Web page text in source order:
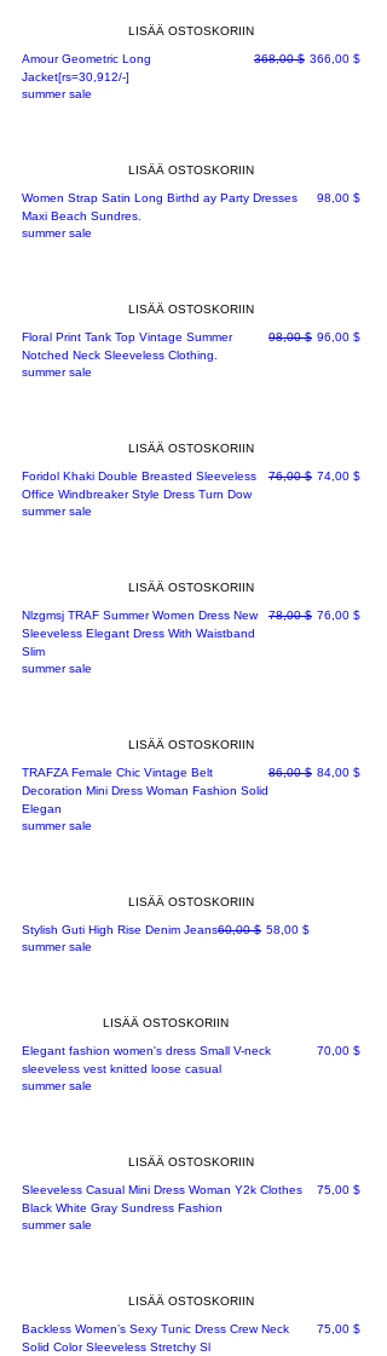
LISÄÄ OSTOSKORIIN
Amour Geometric Long
Jacket[rs=30,912/-]
Normaali hinta
368,00 $ Alehinta
366,00 $
summer sale
LISÄÄ OSTOSKORIIN
Women Strap Satin Long Birthd ay Party Dresses
Maxi Beach Sundres.
Hinta
98,00 $
summer sale
LISÄÄ OSTOSKORIIN
Floral Print Tank Top Vintage Summer
Notched Neck Sleeveless Clothing.
Normaali hinta
98,00 $ Alehinta
96,00 $
summer sale
LISÄÄ OSTOSKORIIN
Foridol Khaki Double Breasted Sleeveless
Office Windbreaker Style Dress Turn Dow
Normaali hinta
76,00 $ Alehinta
74,00 $
summer sale
LISÄÄ OSTOSKORIIN
Nlzgmsj TRAF Summer Women Dress New
Sleeveless Elegant Dress With Waistband
Slim
Normaali hinta
78,00 $ Alehinta
76,00 $
summer sale
LISÄÄ OSTOSKORIIN
TRAFZA Female Chic Vintage Belt
Decoration Mini Dress Woman Fashion Solid
Elegan
Normaali hinta
86,00 $ Alehinta
84,00 $
summer sale
LISÄÄ OSTOSKORIIN
Stylish Guti High Rise Denim JeansNormaali hinta
60,00 $ Alehinta
58,00 $
summer sale
LISÄÄ OSTOSKORIIN
Elegant fashion women's dress Small V-neck
sleeveless vest knitted loose casual
Hinta
70,00 $
summer sale
LISÄÄ OSTOSKORIIN
Sleeveless Casual Mini Dress Woman Y2k Clothes
Black White Gray Sundress Fashion
Hinta
75,00 $
summer sale
LISÄÄ OSTOSKORIIN
Backless Women’s Sexy Tunic Dress Crew Neck
Solid Color Sleeveless Stretchy Sl
Hinta
75,00 $